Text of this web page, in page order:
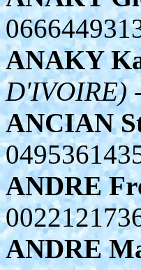
ANAKY
D'IVOIRE)
ANCIAN
ANDRE
ANDRE